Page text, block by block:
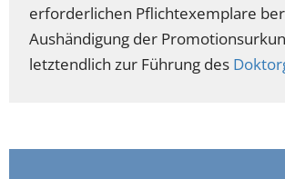
erforderlichen Pflichtexemplare
Aushändigung der
letztendlich zur Führung des